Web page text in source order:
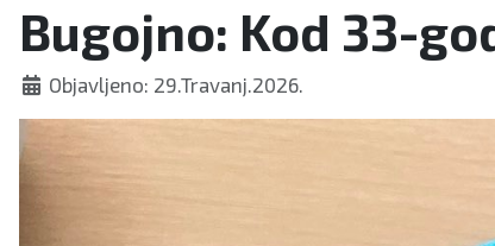
Crna
kronika
Politika
Bugojno: Kod 33-
Objavljeno: 29.Travanj.2026.